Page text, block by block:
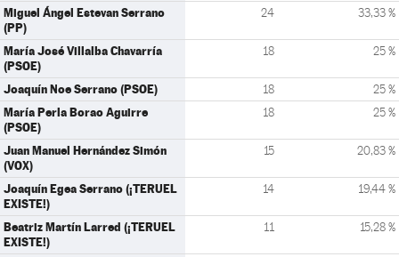
Miguel Ángel Estevan Serrano
(PP)
24 33,33 %
María José Villalba Chavarría
(PSOE)
18 25 %
Joaquín Noe Serrano (PSOE) 18 25 %
María Perla Borao Aguirre
(PSOE)
18 25 %
Juan Manuel Hernández Simón
(VOX)
15 20,83 %
Joaquín Egea Serrano (¡TERUEL
EXISTE!)
14 19,44 %
Beatriz Martín Larred (¡TERUEL
EXISTE!)
11 15,28 %